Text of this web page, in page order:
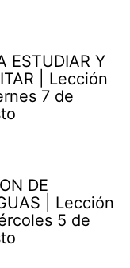
ESTUDIAR Y
| Lección
7 de
DE
| Lección
5 de